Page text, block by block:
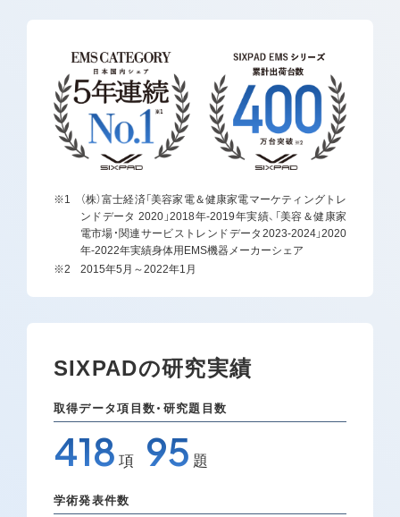
う使命を、10年にわたる研究をもとに、これか
らも追求していきます。
（株）富士経済「美容家電＆健康家電マーケティングトレ
ンドデータ 2020」2018年-2019年実績、「美容＆健康家
電市場・関連サービストレンドデータ2023-2024」2020
年-2022年実績身体用EMS機器メーカーシェア
2015年5月～2022年1月
SIXPADの研究実績
取得データ項目数・研究題目数
418 項 95 題
学術発表件数